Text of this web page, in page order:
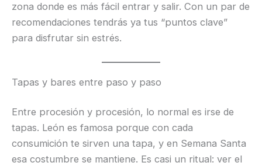
zona donde es más fácil entrar y salir. Con un par de
recomendaciones tendrás ya tus “puntos clave”
para disfrutar sin estrés.
Tapas y bares entre paso y paso
Entre procesión y procesión, lo normal es irse de
tapas. León es famosa porque con cada
consumición te sirven una tapa, y en Semana Santa
esa costumbre se mantiene. Es casi un ritual: ver el